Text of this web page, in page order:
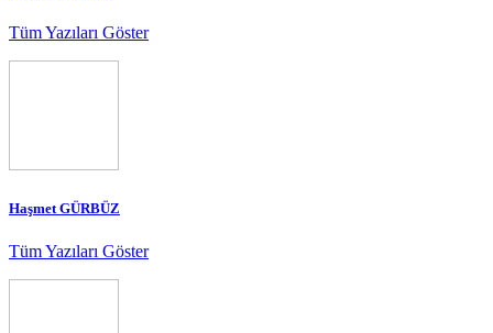
Tüm Yazıları Göster
Haşmet GÜRBÜZ
Tüm Yazıları Göster